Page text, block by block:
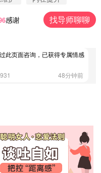
感谢 找导师聊聊
页面咨询，已获得专属情感方
此页面咨询，已获得专属情感
48分钟前
22分钟前
过此页面咨询，已获得专属情感